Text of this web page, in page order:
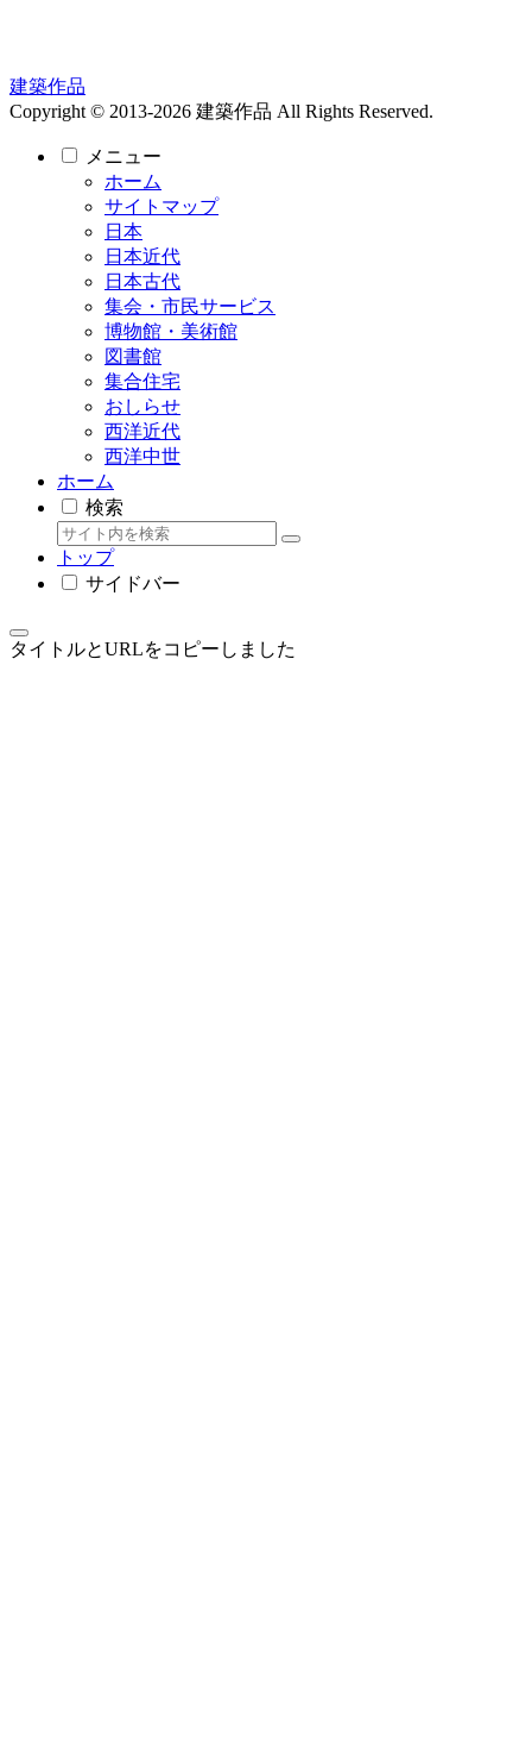
建築作品
Copyright © 2013-2026 建築作品 All Rights Reserved.
メニュー
ホーム
サイトマップ
日本
日本近代
日本古代
集会・市民サービス
博物館・美術館
図書館
集合住宅
おしらせ
西洋近代
西洋中世
ホーム
検索
トップ
サイドバー
タイトルとURLをコピーしました